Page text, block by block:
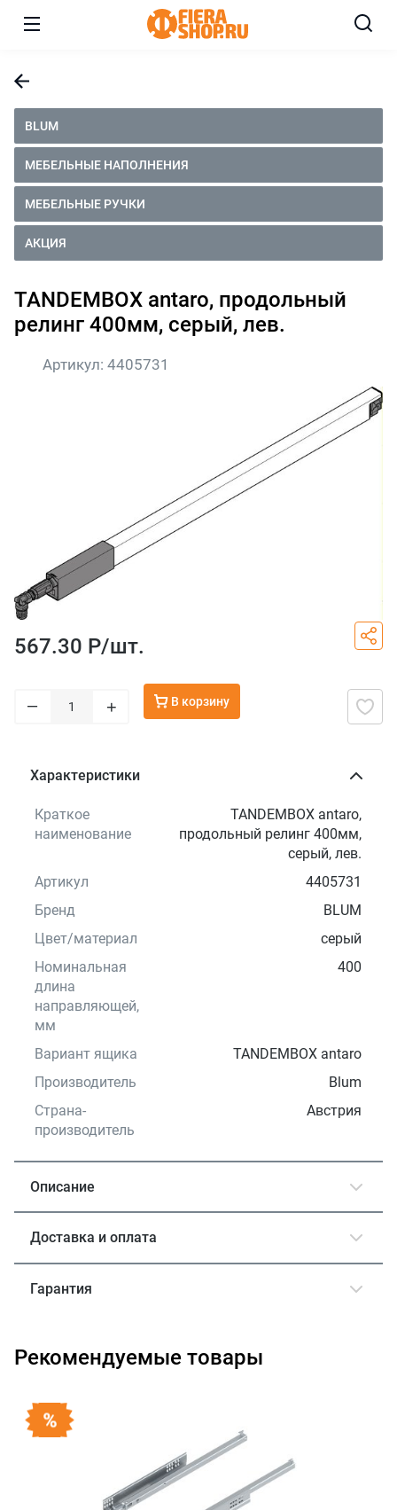
BLUM
МЕБЕЛЬНЫЕ НАПОЛНЕНИЯ
МЕБЕЛЬНЫЕ РУЧКИ
АКЦИЯ
TANDEMBOX antaro, продольный
релинг 400мм, серый, лев.
Артикул: 4405731
567.30 Р/шт.
– + В корзину
Характеристики
Краткое
наименование
TANDEMBOX antaro,
продольный релинг 400мм,
серый, лев.
Артикул
4405731
Бренд
BLUM
Цвет/материал
серый
Номинальная
длина
направляющей,
мм
400
Вариант ящика
TANDEMBOX antaro
Производитель
Blum
Страна-
производитель
Австрия
Описание
Доставка и оплата
Гарантия
Рекомендуемые товары